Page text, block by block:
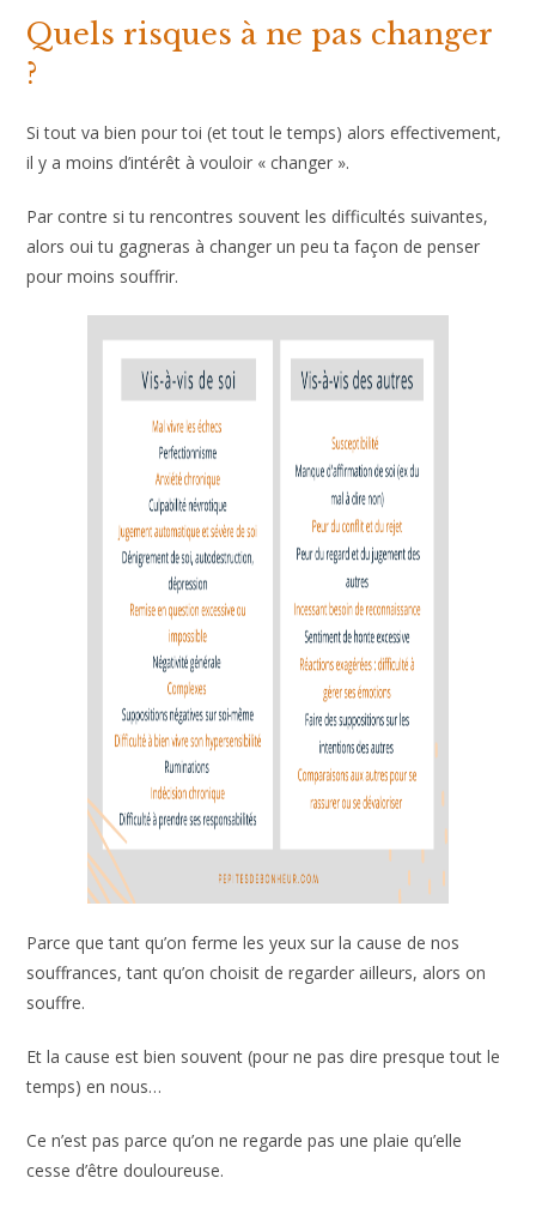
Quels risques à ne pas changer
Si tout va bien pour toi (et tout le temps) alors
Par contre si tu rencontres souvent les difficultés suivantes,
alors oui tu gagneras à changer un peu ta façon de penser
Parce que tant qu’on ferme les yeux sur la cause de nos
souffrances, tant qu’on choisit de regarder ailleurs, alors on
Et la cause est bien souvent (pour ne pas dire presque tout
Ce n’est pas parce qu’on ne regarde pas une plaie qu’elle